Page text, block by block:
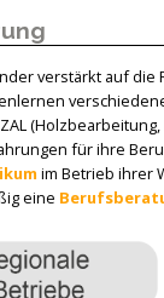
verstärkt auf
für ihre
im Betrieb ihrer
eine